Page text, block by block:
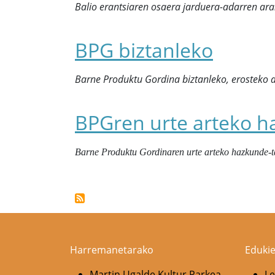
Balio erantsiaren osaera jarduera-adarren
BPG biztanleko
Barne Produktu Gordina biztanleko, erosteko
BPGren urte arteko
Barne Produktu Gordinaren urte arteko hazkunde-
Harremanetarako